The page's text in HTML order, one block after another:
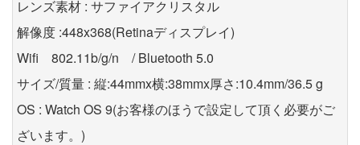
レンズ素材 : サファイアクリスタル
解像度 :448x368(Retinaディスプレイ)
Wifi 802.11b/g/n / Bluetooth 5.0
サイズ/質量 : 縦:44mmx横:38mmx厚さ:10.4mm/36.5 g
OS : Watch OS 9(お客様のほうで設定して頂く必要がご
ざいます。)